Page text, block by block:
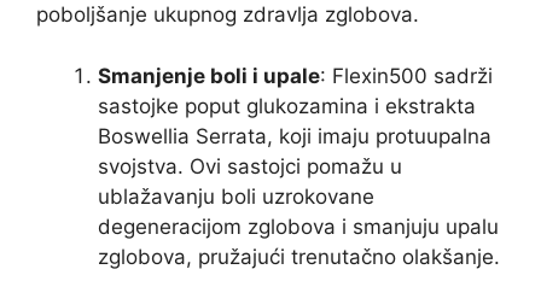
poboljšanje ukupnog zdravlja zglobova.
Smanjenje boli i upale: Flexin500 sadrži
sastojke poput glukozamina i ekstrakta
Boswellia Serrata, koji imaju protuupalna
svojstva. Ovi sastojci pomažu u
ublažavanju boli uzrokovane
degeneracijom zglobova i smanjuju upalu
zglobova, pružajući trenutačno olakšanje.